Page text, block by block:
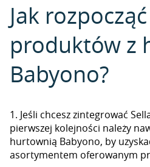
Jak
produktów z
Babyono?
1. Jeśli chcesz zintegrować
pierwszej kolejności należy
hurtownią Babyono, by
asortymentem oferowanym